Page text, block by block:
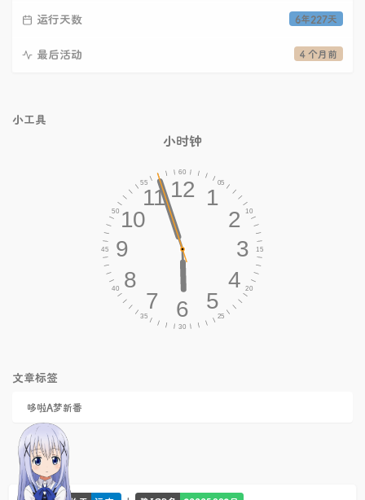
6年227天
运行天数
4 个月前
最后活动
小工具
小时钟
文章标签
哆啦A梦新番